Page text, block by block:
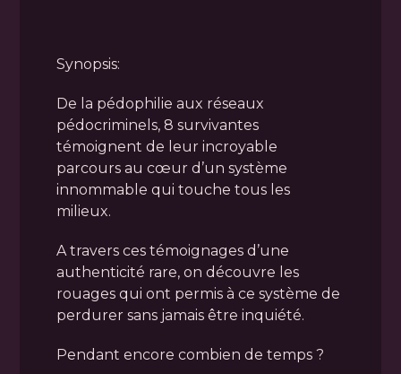
Synopsis:
De la pédophilie aux réseaux
pédocriminels, 8 survivantes
témoignent de leur incroyable
parcours au cœur d’un système
innommable qui touche tous les
milieux.
A travers ces témoignages d’une
authenticité rare, on découvre les
rouages qui ont permis à ce système de
perdurer sans jamais être inquiété.
Pendant encore combien de temps ?